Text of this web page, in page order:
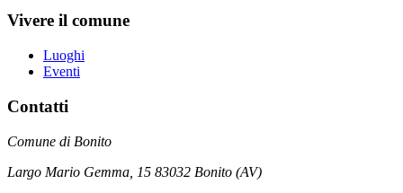
Vivere il comune
Luoghi
Eventi
Contatti
Comune di Bonito
Largo Mario Gemma, 15 83032 Bonito (AV)